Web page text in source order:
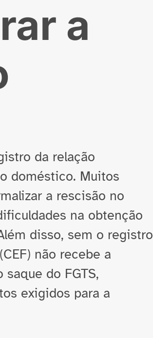
a
da relação
doméstico. Muitos
a rescisão no
na obtenção
disso, sem o registro
não recebe a
do FGTS,
exigidos para a